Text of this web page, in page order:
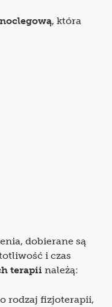
, która
dobierane są
i czas
terapii należą:
rodzaj fizjoterapii,